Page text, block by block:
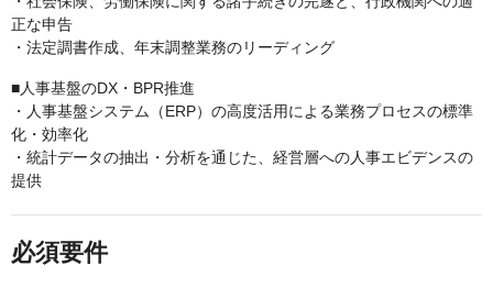
正な申告
・法定調書作成、年末調整業務のリーディング
■人事基盤のDX・BPR推進
・人事基盤システム（ERP）の高度活用による業務プロセスの標準
化・効率化
・統計データの抽出・分析を通じた、経営層への人事エビデンスの
提供
必須要件